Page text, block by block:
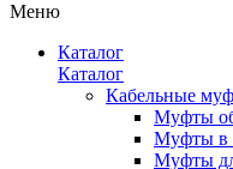
Меню
Каталог
Каталог
Кабельные
Муфты
Муфты в
Муфты